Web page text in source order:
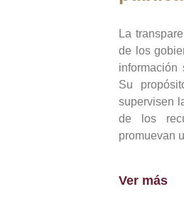
La
de los
información
Su
supervisen
de los
promuevan
Ver más